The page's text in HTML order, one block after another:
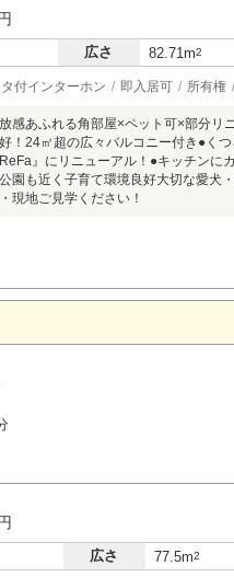
広さ 82.71m2
付インターホン 即入居可 所有権
感あふれる角部屋×ペット可×部分リ
！24㎡超の広々バルコニー付き●く
』にリニューアル！●キッチンに
園も近く子育て環境良好大切な愛犬
現地ご見学ください！
広さ 77.5m2